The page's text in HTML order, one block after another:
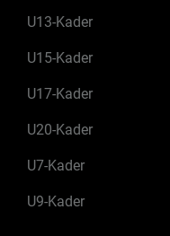
U13-Kader
U15-Kader
U17-Kader
U20-Kader
U7-Kader
U9-Kader